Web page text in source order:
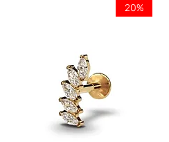
20%